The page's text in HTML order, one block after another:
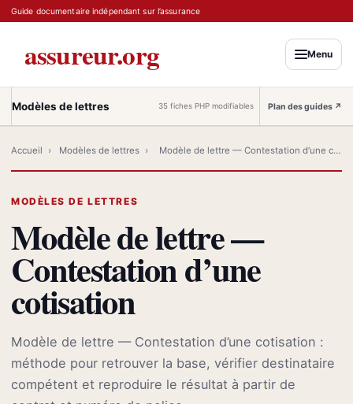
Guide documentaire indépendant sur l’assurance
assureur.org Menu
Modèles de lettres 35 fiches PHP modifiables Plan des guides ↗
Accueil › Modèles de lettres › Modèle de lettre — Contestation d’une cotisation
MODÈLES DE LETTRES
Modèle de lettre —
Contestation d’une
cotisation
Modèle de lettre — Contestation d’une cotisation :
méthode pour retrouver la base, vérifier destinataire
compétent et reproduire le résultat à partir de